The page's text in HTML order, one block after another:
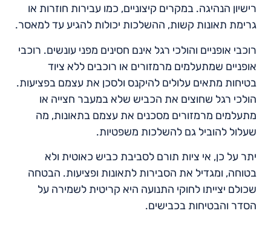
רישיון הנהיגה. במקרים קיצוניים, כמו עבירות חוזרות או
גרימת תאונות קשות, ההשלכות יכולות להגיע עד למאסר.
רוכבי אופניים והולכי רגל אינם חסינים מפני עונשים. רוכבי
אופניים שמתעלמים מרמזורים או רוכבים ללא ציוד
בטיחות מתאים עלולים להיקנס ולסכן את עצמם בפציעות.
הולכי רגל שחוצים את הכביש שלא במעבר חצייה או
מתעלמים מרמזורים מסכנים את עצמם בתאונות, מה
שעלול להוביל גם להשלכות משפטיות.
יתר על כן, אי ציות תורם לסביבת כביש כאוטית ולא
בטוחה, ומגדיל את הסבירות לתאונות ופציעות. הבטחה
שכולם יצייתו לחוקי התנועה היא קריטית לשמירה על
הסדר והבטיחות בכבישים.